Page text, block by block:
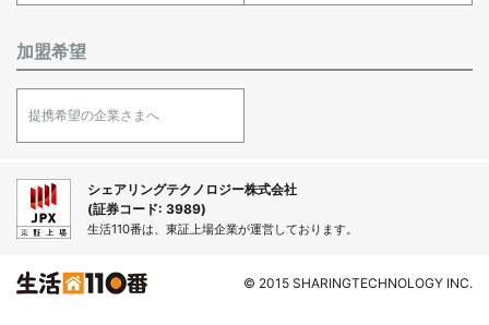
加盟希望
提携希望の企業さまへ
シェアリングテクノロジー株式会社
(証券コード: 3989)
生活110番は、東証上場企業が運営しております。
© 2015 SHARINGTECHNOLOGY INC.